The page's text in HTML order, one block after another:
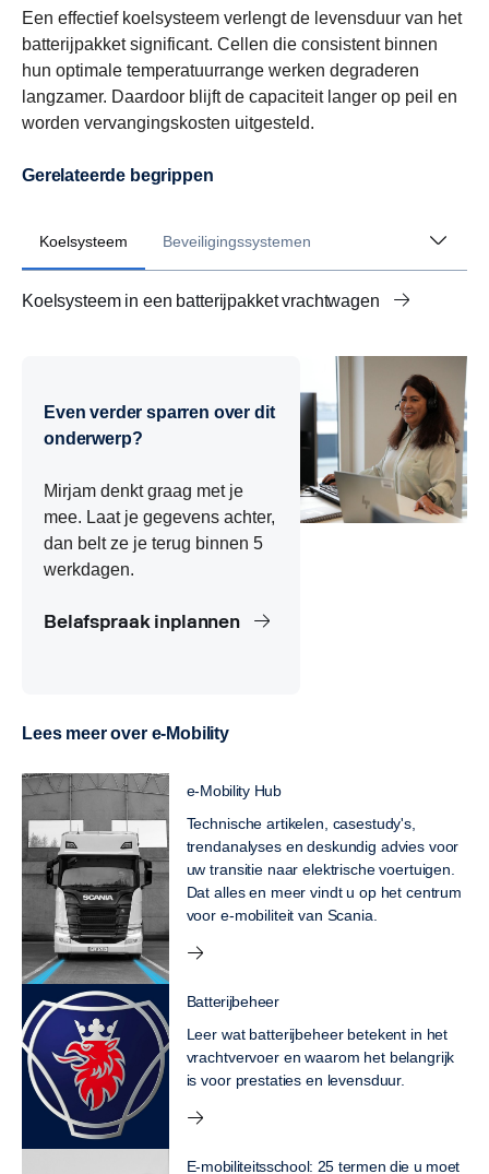
Een effectief koelsysteem verlengt de levensduur van het
batterijpakket significant. Cellen die consistent binnen
hun optimale temperatuurrange werken degraderen
langzamer. Daardoor blijft de capaciteit langer op peil en
worden vervangingskosten uitgesteld.
Gerelateerde begrippen
Koelsysteem Beveiligingssystemen
Koelsysteem in een batterijpakket vrachtwagen
Beveiligingssystemen batterijpakket vrachtwagen
Isolatie in een batterijpakket vrachtwagen
Behuizing batterijpakket elektrische vrachtwagen
Even verder sparren over dit
onderwerp?
Mirjam denkt graag met je
mee. Laat je gegevens achter,
dan belt ze je terug binnen 5
werkdagen.
Belafspraak inplannen
Lees meer over e-Mobility
e-Mobility Hub
Technische artikelen, casestudy's,
trendanalyses en deskundig advies voor
uw transitie naar elektrische voertuigen.
Dat alles en meer vindt u op het centrum
voor e-mobiliteit van Scania.
Batterijbeheer
Leer wat batterijbeheer betekent in het
vrachtvervoer en waarom het belangrijk
is voor prestaties en levensduur.
E-mobiliteitsschool: 25 termen die u moet